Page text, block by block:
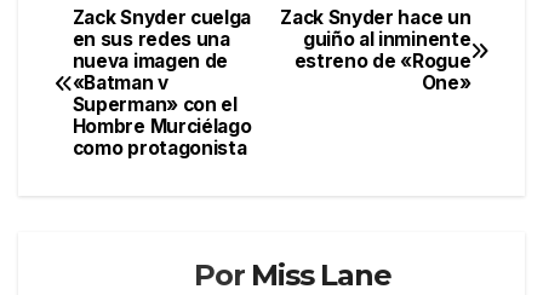
e
b
o
o
k
er gr
a
m
p
Navegación
de
entradas
Zack Snyder hace un
guiño al inminente
estreno de «Rogue
One»
Zack Snyder cuelga
en sus redes una
nueva imagen de
«Batman v
Superman» con el
Hombre Murciélago
como protagonista
Por Miss Lane